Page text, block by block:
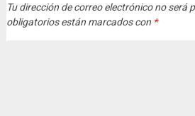
Tu dirección de correo electrónico no será
obligatorios están marcados con *